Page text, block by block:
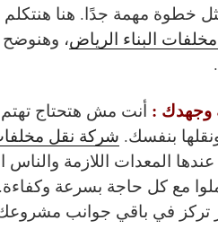
خطوة مهمة جدًا. هنا هنتكلم
البناء الرياض،
وجهدك : أنت مش هتحتاج
بنفسك. شركة نقل
المعدات اللازمة والناس
مع كل حاجة بسرعة
في باقي جوانب